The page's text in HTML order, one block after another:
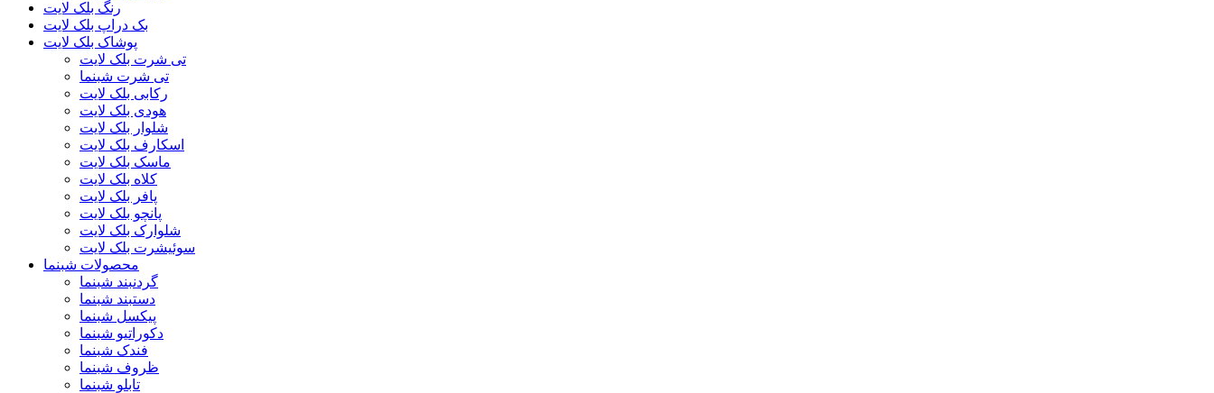
رنگ بلک لایت
بک دراپ بلک لایت
پوشاک بلک لایت
تی شرت بلک لایت
تی شرت شبنما
رکابی بلک لایت
هودی بلک لایت
شلوار بلک لایت
اسکارف بلک لایت
ماسک بلک لایت
کلاه بلک لایت
پافر بلک لایت
پانچو بلک لایت
شلوارک بلک لایت
سوئیشرت بلک لایت
محصولات شبنما
گردنبند شبنما
دستبند شبنما
پیکسل شبنما
دکوراتیو شبنما
فندک شبنما
ظروف شبنما
تابلو شبنما